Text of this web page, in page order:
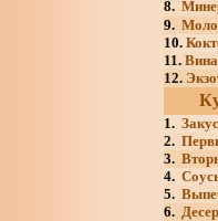
8.
9.
10.
11. Вина
12.
1.
2.
3.
4.
5.
6.